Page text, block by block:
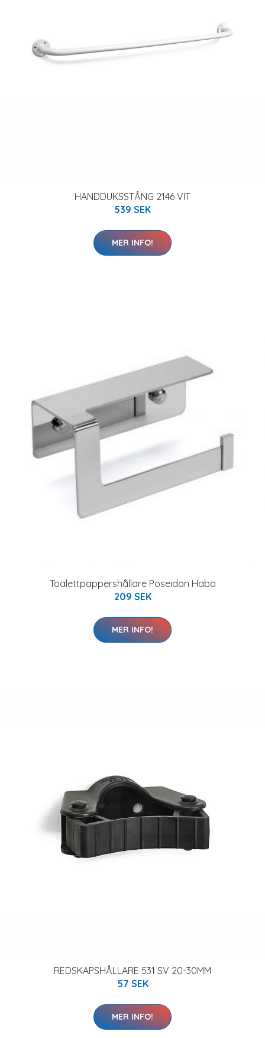
HANDDUKSSTÅNG 2146 VIT
539 SEK
MER INFO!
Toalettpappershållare Poseidon Habo
209 SEK
MER INFO!
REDSKAPSHÅLLARE 531 SV 20-30MM
57 SEK
MER INFO!